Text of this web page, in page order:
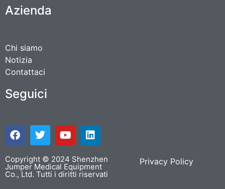
Azienda
Chi siamo
Notizia
Contattaci
Seguici
Copyright © 2024 Shenzhen
Jumper Medical Equipment
Co., Ltd. Tutti i diritti riservati
Privacy Policy